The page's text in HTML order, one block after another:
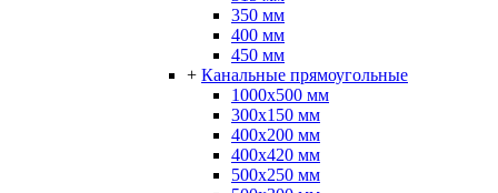
350 мм
400 мм
450 мм
+ Канальные прямоугольные
1000x500 мм
300x150 мм
400x200 мм
400x420 мм
500x250 мм